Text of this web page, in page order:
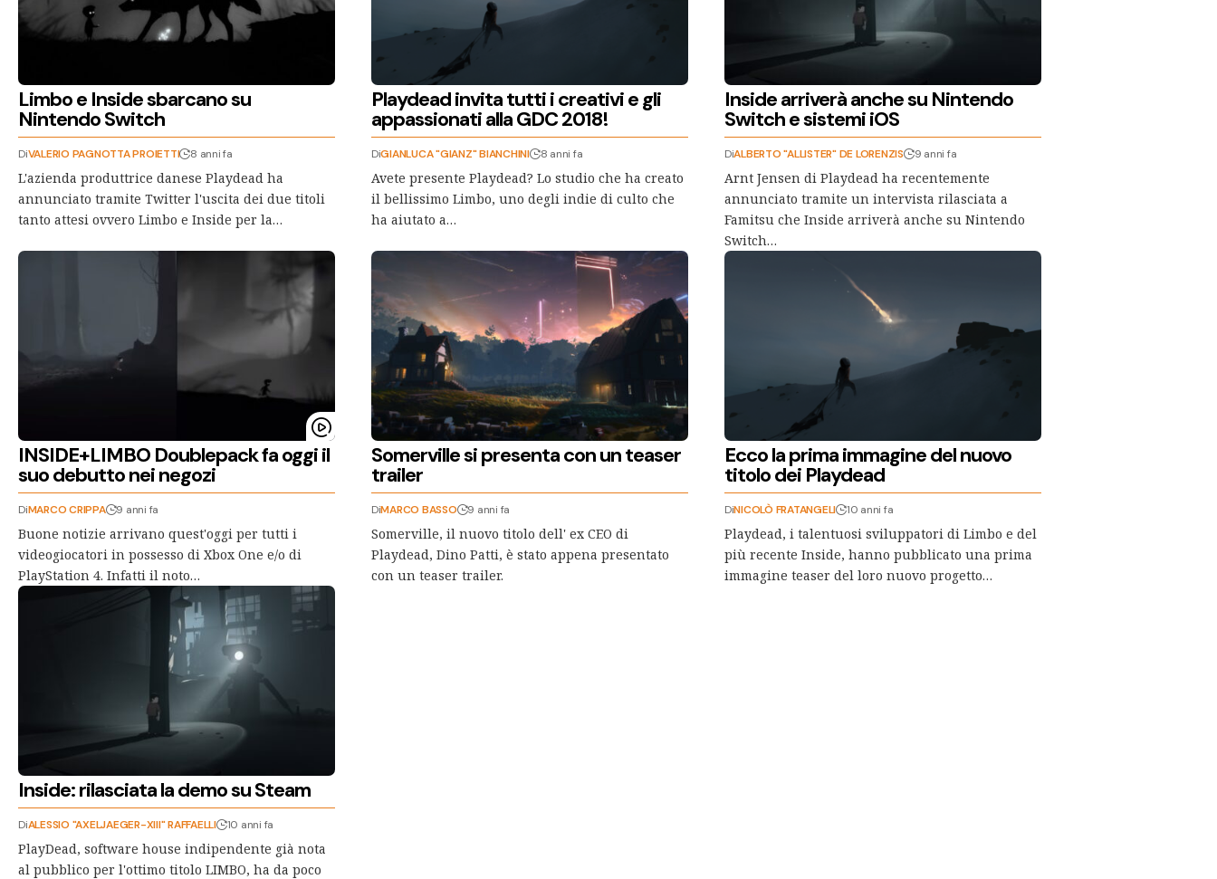
Limbo e Inside sbarcano su
Nintendo Switch
DiVALERIO PAGNOTTA PROIETTI 8 anni fa
L'azienda produttrice danese Playdead ha
annunciato tramite Twitter l'uscita dei due titoli
tanto attesi ovvero Limbo e Inside per la…
Playdead invita tutti i creativi e gli
appassionati alla GDC 2018!
DiGIANLUCA "GIANZ" BIANCHINI 8 anni fa
Avete presente Playdead? Lo studio che ha creato
il bellissimo Limbo, uno degli indie di culto che
ha aiutato a…
Inside arriverà anche su Nintendo
Switch e sistemi iOS
DiALBERTO "ALLISTER" DE LORENZIS 9 anni fa
Arnt Jensen di Playdead ha recentemente
annunciato tramite un intervista rilasciata a
Famitsu che Inside arriverà anche su Nintendo
Switch…
INSIDE+LIMBO Doublepack fa oggi il
suo debutto nei negozi
DiMARCO CRIPPA 9 anni fa
Buone notizie arrivano quest'oggi per tutti i
videogiocatori in possesso di Xbox One e/o di
PlayStation 4. Infatti il noto…
Somerville si presenta con un teaser
trailer
DiMARCO BASSO 9 anni fa
Somerville, il nuovo titolo dell' ex CEO di
Playdead, Dino Patti, è stato appena presentato
con un teaser trailer.
Ecco la prima immagine del nuovo
titolo dei Playdead
DiNICOLÒ FRATANGELI 10 anni fa
Playdead, i talentuosi sviluppatori di Limbo e del
più recente Inside, hanno pubblicato una prima
immagine teaser del loro nuovo progetto…
Inside: rilasciata la demo su Steam
DiALESSIO "AXELJAEGER-XIII" RAFFAELLI 10 anni fa
PlayDead, software house indipendente già nota
al pubblico per l'ottimo titolo LIMBO, ha da poco